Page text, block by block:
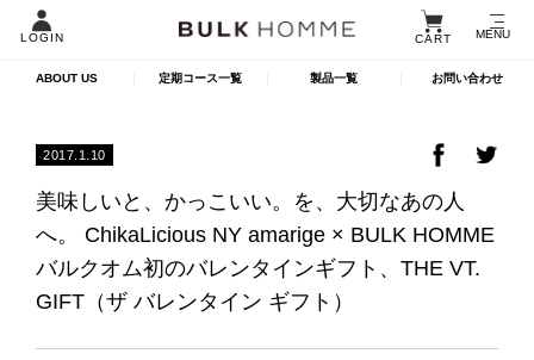
LOGIN CART MENU
ABOUT US 定期コース一覧 製品一覧 お問い合わせ
2017.1.10
美味しいと、かっこいい。を、大切なあの人
へ。 ChikaLicious NY amarige × BULK HOMME
バルクオム初のバレンタインギフト、THE VT.
GIFT（ザ バレンタイン ギフト）